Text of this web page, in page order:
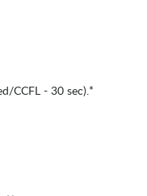
CCFL - 30 sec).*